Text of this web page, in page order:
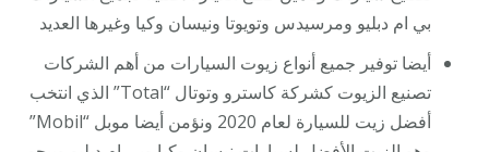
بي ام دبليو ومرسيدس وتويوتا ونيسان وكيا وغيرها العديد
أيضا توفير جميع أنواع زيوت السيارات من أهم الشركات
تصنيع الزيوت كشركة كاسترو وتوتال “Total” الذي انتخب
أفضل زيت للسيارة لعام 2020 ونؤمن أيضا موبل “Mobil”